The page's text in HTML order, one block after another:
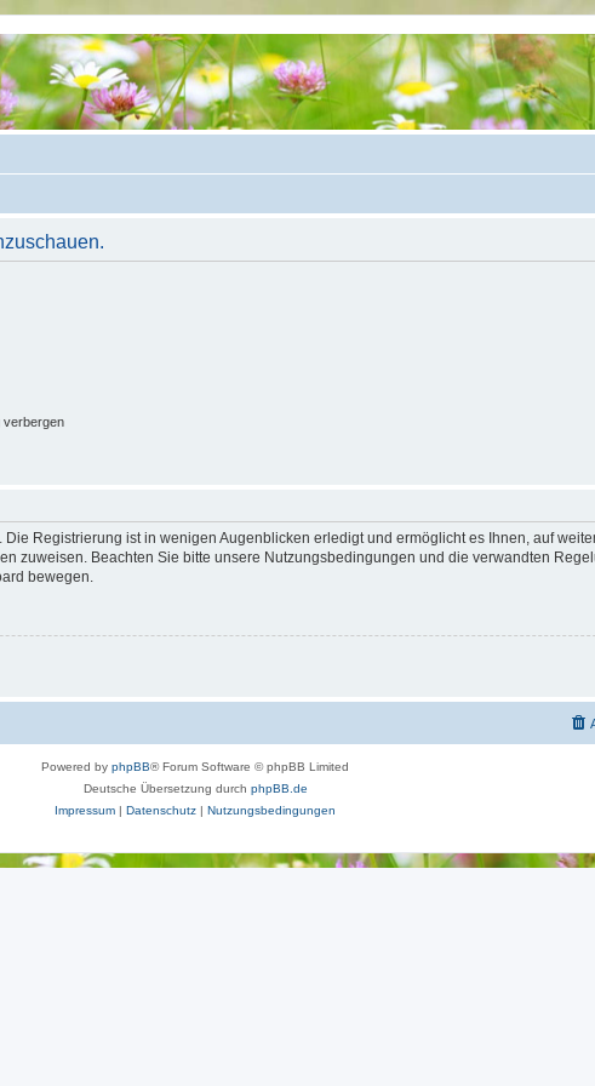
verbergen
Registrierung ist in wenigen Augenblicken erledigt und ermöglicht es Ihnen, auf
zuweisen. Beachten Sie bitte unsere Nutzungsbedingungen und die verwandten
bewegen.
Powered by phpBB® Forum Software © phpBB Limited
Deutsche Übersetzung durch phpBB.de
Impressum | Datenschutz | Nutzungsbedingungen